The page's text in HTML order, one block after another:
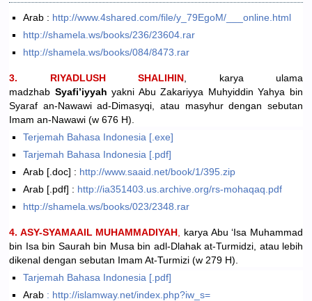
Arab : http://www.4shared.com/file/y_79EgoM/___online.html
http://shamela.ws/books/236/23604.rar
http://shamela.ws/books/084/8473.rar
3. RIYADLUSH SHALIHIN , karya ulama
madzhab Syafi’iyyahyakni Abu Zakariyya Muhyiddin Yahya bin
Syaraf an-Nawawi ad-Dimasyqi, atau masyhur dengan sebutan
Imam an-Nawawi (w 676 H).
Terjemah Bahasa Indonesia [.exe]
Tarjemah Bahasa Indonesia [.pdf]
Arab [.doc] : http://www.saaid.net/book/1/395.zip
Arab [.pdf] : http://ia351403.us.archive.org/rs-mohaqaq.pdf
http://shamela.ws/books/023/2348.rar
4. ASY-SYAMAAIL MUHAMMADIYAH
karya Abu ‘Isa Muhammad
bin Isa bin Saurah bin Musa bin adl-Dlahak at-Turmidzi, atau lebih
dikenal dengan sebutan Imam At-Turmizi (w 279 H).
Tarjemah Bahasa Indonesia [.pdf]
Arab : http://islamway.net/index.php?iw_s=